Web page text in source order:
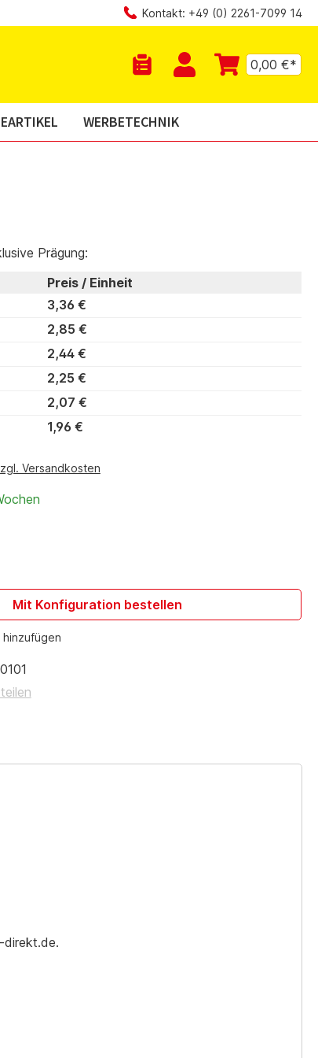
Kontakt: +49 (0) 2261-7099 14
Du hast 0 Produkte auf dem
0,00 €*
WERBETECHNIK
Prägung:
Preis / Einheit
3,36 €
2,85 €
2,44 €
2,25 €
2,07 €
1,96 €
Versandkosten
Mit Konfiguration bestellen
direkt.de.